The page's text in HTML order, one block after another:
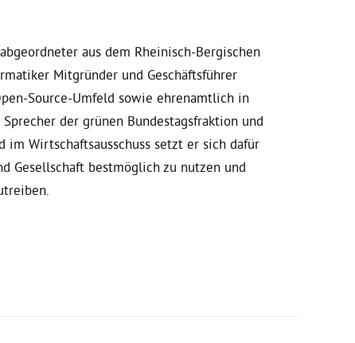
aus dem Rheinisch-Bergischen
Mitgründer und Geschäftsführer
Source-Umfeld sowie ehrenamtlich in
der grünen Bundestagsfraktion und
Wirtschaftsausschuss setzt er sich dafür
Gesellschaft bestmöglich zu nutzen und